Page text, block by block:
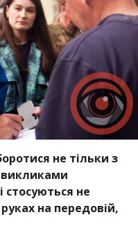
не тільки з
стосуються не
на передовій,